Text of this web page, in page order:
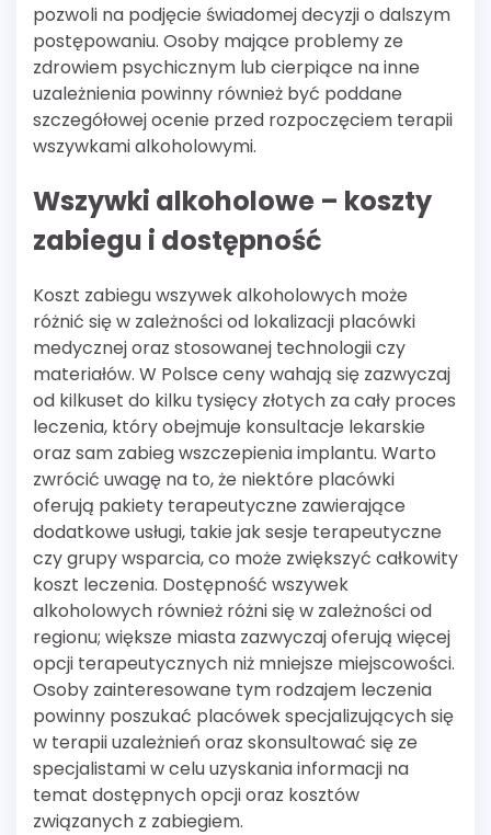
pozwoli na podjęcie świadomej decyzji o dalszym
postępowaniu. Osoby mające problemy ze
zdrowiem psychicznym lub cierpiące na inne
uzależnienia powinny również być poddane
szczegółowej ocenie przed rozpoczęciem terapii
wszywkami alkoholowymi.
Wszywki alkoholowe – koszty
zabiegu i dostępność
Koszt zabiegu wszywek alkoholowych może
różnić się w zależności od lokalizacji placówki
medycznej oraz stosowanej technologii czy
materiałów. W Polsce ceny wahają się zazwyczaj
od kilkuset do kilku tysięcy złotych za cały proces
leczenia, który obejmuje konsultacje lekarskie
oraz sam zabieg wszczepienia implantu. Warto
zwrócić uwagę na to, że niektóre placówki
oferują pakiety terapeutyczne zawierające
dodatkowe usługi, takie jak sesje terapeutyczne
czy grupy wsparcia, co może zwiększyć całkowity
koszt leczenia. Dostępność wszywek
alkoholowych również różni się w zależności od
regionu; większe miasta zazwyczaj oferują więcej
opcji terapeutycznych niż mniejsze miejscowości.
Osoby zainteresowane tym rodzajem leczenia
powinny poszukać placówek specjalizujących się
w terapii uzależnień oraz skonsultować się ze
specjalistami w celu uzyskania informacji na
temat dostępnych opcji oraz kosztów
związanych z zabiegiem.